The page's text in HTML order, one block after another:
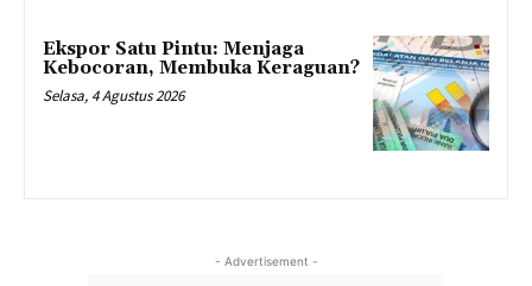
Ekspor Satu Pintu: Menjaga
Kebocoran, Membuka Keraguan?
Selasa, 4 Agustus 2026
- Advertisement -